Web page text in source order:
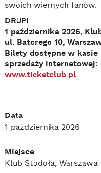
swoich wiernych fanów.
DRUPI
1 października 2026,
ul. Batorego 10,
Bilety dostępne w kasie
sprzedaży internetowej:
www.ticketclub.pl
Data
1 października 2026
Miejsce
Klub Stodoła, Warszawa